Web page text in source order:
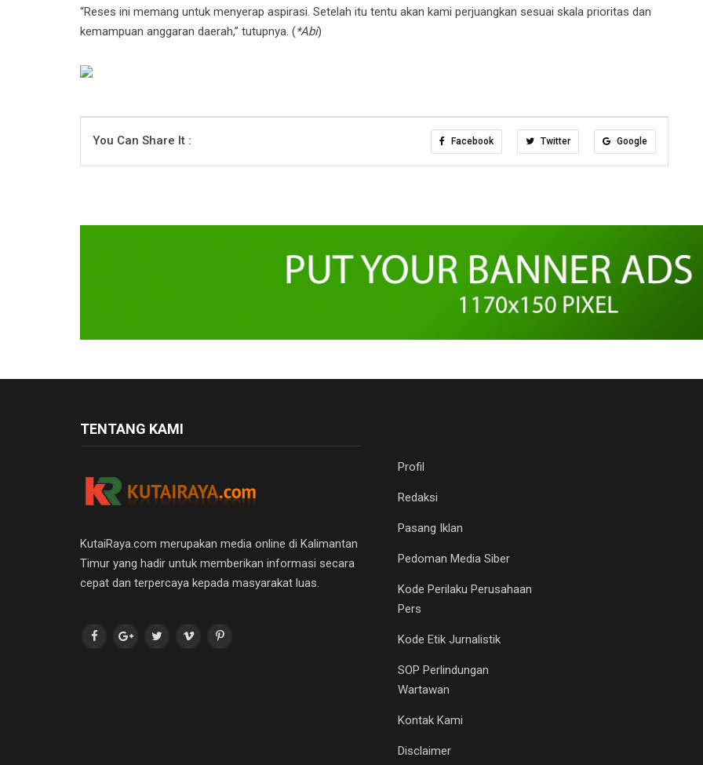
“Reses ini memang untuk menyerap aspirasi. Setelah itu tentu akan kami perjuangkan sesuai skala prioritas dan
kemampuan anggaran daerah,” tutupnya. (*Abi)
You Can Share It : Facebook Twitter Google
TENTANG KAMI
KutaiRaya.com merupakan media online di Kalimantan
Timur yang hadir untuk memberikan informasi secara
cepat dan terpercaya kepada masyarakat luas.
Profil
Redaksi
Pasang Iklan
Pedoman Media Siber
Kode Perilaku Perusahaan
Pers
Kode Etik Jurnalistik
SOP Perlindungan
Wartawan
Kontak Kami
Disclaimer